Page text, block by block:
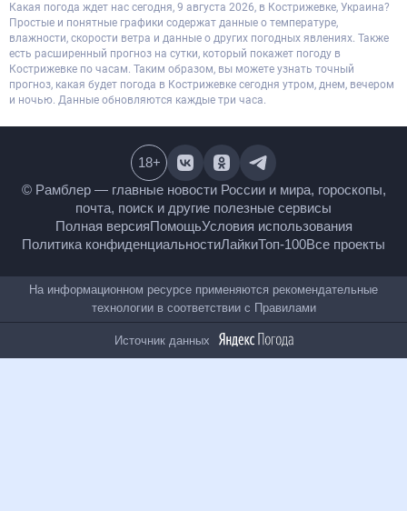
Какая погода ждет нас сегодня, 9 августа 2026, в Кострижевке, Украина?
Простые и понятные графики содержат данные о температуре,
влажности, скорости ветра и данные о других погодных явлениях. Также
есть расширенный прогноз на сутки, который покажет погоду в
Кострижевке по часам. Таким образом, вы можете узнать точный
прогноз, какая будет погода в Кострижевке сегодня утром, днем, вечером
и ночью. Данные обновляются каждые три часа.
© Рамблер — главные новости России и мира,
гороскопы, почта, поиск и другие полезные сервисы
Полная версияПомощьУсловия использования
Политика конфиденциальностиЛайкиТоп-100
18+
На информационном ресурсе применяются
рекомендательные технологии в соответствии сПравилами
Источник данных